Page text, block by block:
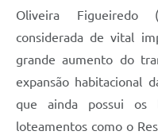
Oliveira Figueiredo
considerada de vital
grande aumento do
expansão habitacional
que ainda possui os
loteamentos como o